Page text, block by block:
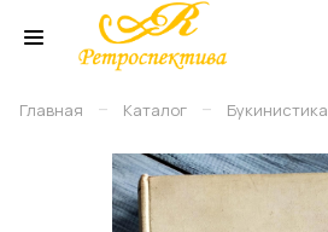
Главная – Каталог – Букинистика